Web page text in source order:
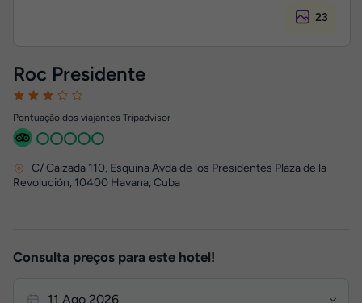
23
Roc Presidente
Pontuação dos viajantes Tripadvisor
C/ Calzada 110, Esquina Avda de los Presidentes Plaza de la
Revolución, 10400 Havana, Cuba
Consulta preços para este hotel!